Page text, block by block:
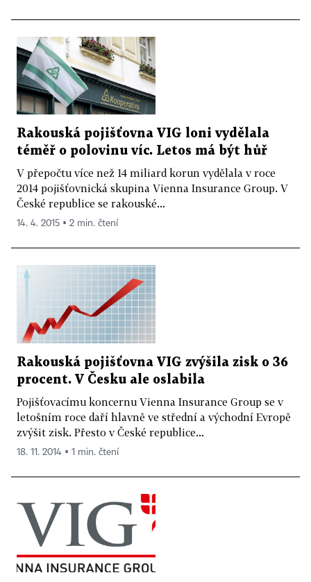
Rakouská pojišťovna VIG loni vydělala
téměř o polovinu víc. Letos má být hůř
V přepočtu více než 14 miliard korun vydělala v roce
2014 pojišťovnická skupina Vienna Insurance Group. V
České republice se rakouské...
14. 4. 2015 ▪ 2 min. čtení
Rakouská pojišťovna VIG zvýšila zisk o 36
procent. V Česku ale oslabila
Pojišťovacímu koncernu Vienna Insurance Group se v
letošním roce daří hlavně ve střední a východní Evropě
zvýšit zisk. Přesto v České republice...
18. 11. 2014 ▪ 1 min. čtení